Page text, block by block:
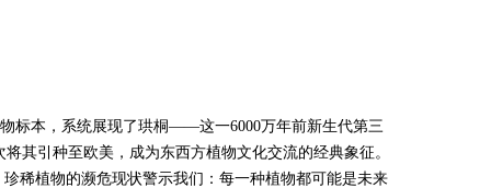
标本，系统展现了珙桐——这一6000万年前新生代第三
其引种至欧美，成为东西方植物文化交流的经典象征。
稀植物的濒危现状警示我们：每一种植物都可能是未来